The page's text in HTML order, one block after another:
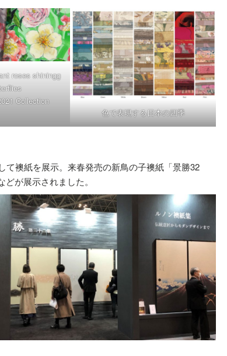
roses shiningg
Collection
色で表現する日本の四季
襖紙を展示。来春発売の新鳥の子襖紙「景勝32
が展示されました。